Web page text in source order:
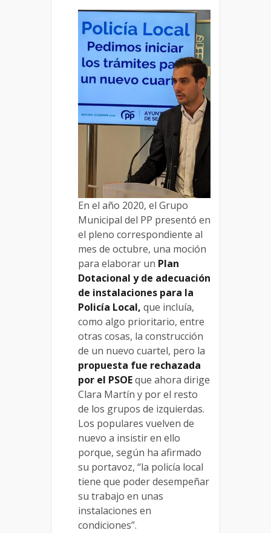
En el año 2020, el Grupo
Municipal del PP presentó en
el pleno correspondiente al
mes de octubre, una moción
para elaborar un Plan
Dotacional y de adecuación
de instalaciones para la
Policía Local, que incluía,
como algo prioritario, entre
otras cosas, la construcción
de un nuevo cuartel, pero la
propuesta fue rechazada
por el PSOEque ahora dirige
Clara Martín y por el resto
de los grupos de izquierdas.
Los populares vuelven de
nuevo a insistir en ello
porque, según ha afirmado
su portavoz, “la policía local
tiene que poder desempeñar
su trabajo en unas
instalaciones en
condiciones”.